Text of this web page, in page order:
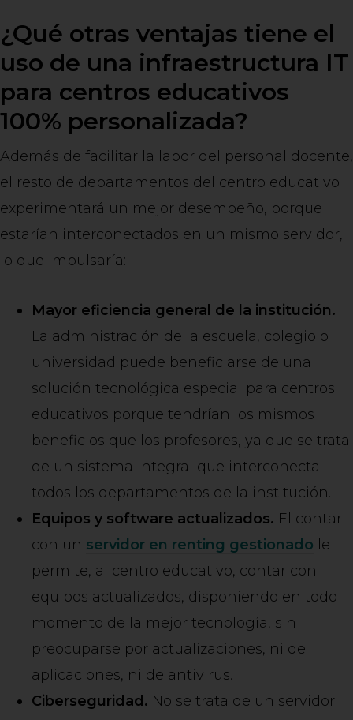
¿Qué otras ventajas tiene el
uso de una infraestructura IT
para centros educativos
100% personalizada?
Además de facilitar la labor del personal docente,
el resto de departamentos del centro educativo
experimentará un mejor desempeño, porque
estarían interconectados en un mismo servidor,
lo que impulsaría:
Mayor eficiencia general de la institución.
La administración de la escuela, colegio o
universidad puede beneficiarse de una
solución tecnológica especial para centros
educativos porque tendrían los mismos
beneficios que los profesores, ya que se trata
de un sistema integral que interconecta
todos los departamentos de la institución.
Equipos y software actualizados. El contar
con un servidor en renting gestionado le
permite, al centro educativo, contar con
equipos actualizados, disponiendo en todo
momento de la mejor tecnología, sin
preocuparse por actualizaciones, ni de
aplicaciones, ni de antivirus.
Ciberseguridad. No se trata de un servidor